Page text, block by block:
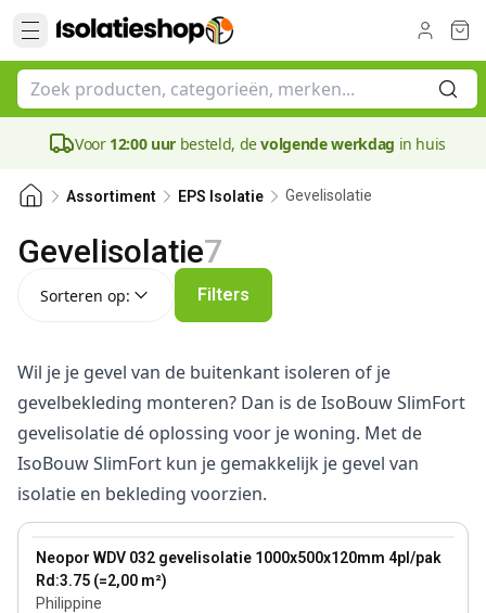
Voor 12:00 uur besteld, devolgende werkdag in huis
Assortiment EPS Isolatie Gevelisolatie
Gevelisolatie7
Sorteren op: Filters
Wil je je gevel van de buitenkant isoleren of je
gevelbekleding monteren? Dan is de IsoBouw SlimFort
gevelisolatie dé oplossing voor je woning. Met de
IsoBouw SlimFort kun je gemakkelijk je gevel van
isolatie en bekleding voorzien.
Neopor WDV 032 gevelisolatie 1000x500x120mm 4pl/pak
Rd:3.75 (=2,00 m²)
Philippine
View product